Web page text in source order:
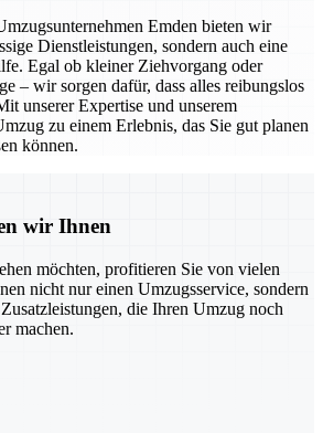
Emden bieten wir
Dienstleistungen, sondern auch eine
Egal ob kleiner Ziehvorgang oder
– wir sorgen dafür, dass alles reibungslos
unserer Expertise und unserem
zu einem Erlebnis, das Sie gut planen
können.
wir Ihnen
möchten, profitieren Sie von vielen
nicht nur einen Umzugsservice, sondern
die Ihren Umzug noch
machen.